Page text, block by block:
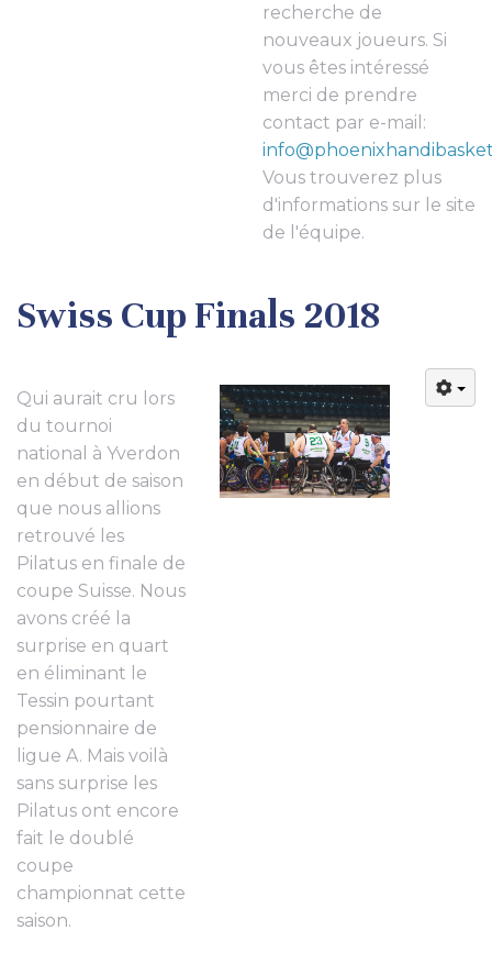
recherche de
nouveaux joueurs. Si
vous êtes intéressé
merci de prendre
contact par e-mail:
Vous trouverez plus
d'informations sur le site
de l'équipe.
Swiss Cup Finals 2018
Qui aurait cru lors
du tournoi
national à Yverdon
en début de saison
que nous allions
retrouvé les
Pilatus en finale de
coupe Suisse. Nous
avons créé la
surprise en quart
en éliminant le
Tessin pourtant
pensionnaire de
ligue A. Mais voilà
sans surprise les
Pilatus ont encore
fait le doublé
coupe
championnat cette
saison.